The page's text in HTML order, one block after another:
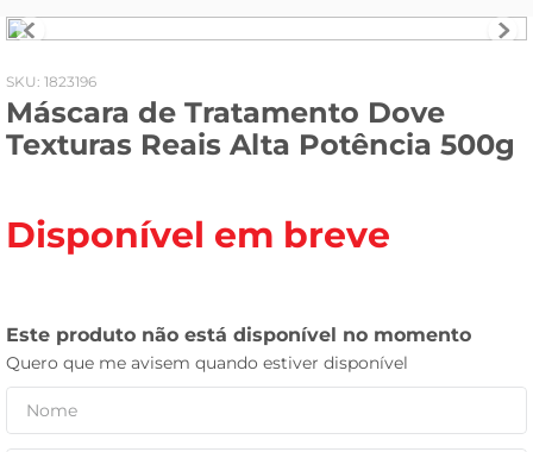
: 1823196
Máscara de Tratamento Dove
Texturas Reais Alta Potência 500g
Disponível em breve
fogao
café
cerveja
vinho
leite pó